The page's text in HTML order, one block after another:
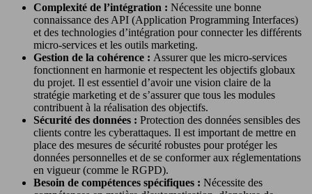
Complexité de l’intégration : Nécessite une bonne
connaissance des API (Application Programming Interfaces)
et des technologies d’intégration pour connecter les différents
micro-services et les outils marketing.
Gestion de la cohérence : Assurer que les micro-services
fonctionnent en harmonie et respectent les objectifs globaux
du projet. Il est essentiel d’avoir une vision claire de la
stratégie marketing et de s’assurer que tous les modules
contribuent à la réalisation des objectifs.
Sécurité des données : Protection des données sensibles des
clients contre les cyberattaques. Il est important de mettre en
place des mesures de sécurité robustes pour protéger les
données personnelles et de se conformer aux réglementations
en vigueur (comme le RGPD).
Besoin de compétences spécifiques : Nécessite des